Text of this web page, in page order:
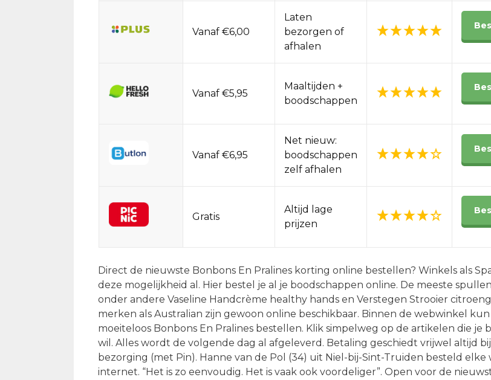
Vanaf €6,00
Laten
bezorgen of
afhalen
Vanaf €5,95
Maaltijden +
boodschappen
Vanaf €6,95
Net nieuw:
boodschappen
zelf afhalen
Gratis
Altijd lage
prijzen
Direct de nieuwste Bonbons En Pralines korting online bestellen? Winkels als
deze mogelijkheid al. Hier bestel je al je boodschappen online. De meeste
onder andere Vaseline Handcrème healthy hands en Verstegen Strooier
merken als Australian zijn gewoon online beschikbaar. Binnen de webwinkel kun
moeiteloos Bonbons En Pralines bestellen. Klik simpelweg op de artikelen die je
wil. Alles wordt de volgende dag al afgeleverd. Betaling geschiedt vrijwel altijd bij
bezorging (met Pin). Hanne van de Pol (34) uit Niel-bij-Sint-Truiden besteld elke
internet. “Het is zo eenvoudig. Het is vaak ook voordeliger”. Open voor de